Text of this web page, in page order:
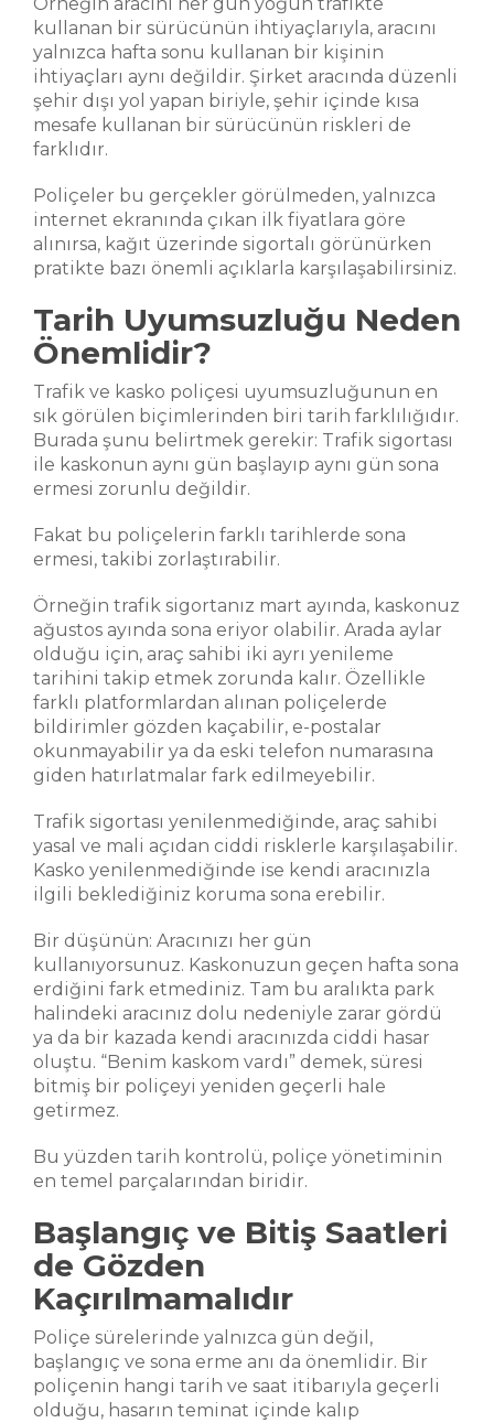
kullanan bir sürücünün ihtiyaçlarıyla, aracını
yalnızca hafta sonu kullanan bir kişinin
ihtiyaçları aynı değildir. Şirket aracında düzenli
şehir dışı yol yapan biriyle, şehir içinde kısa
mesafe kullanan bir sürücünün riskleri de
farklıdır.
Poliçeler bu gerçekler görülmeden, yalnızca
internet ekranında çıkan ilk fiyatlara göre
alınırsa, kağıt üzerinde sigortalı görünürken
pratikte bazı önemli açıklarla karşılaşabilirsiniz.
Tarih Uyumsuzluğu Neden
Önemlidir?
Trafik ve kasko poliçesi uyumsuzluğunun en
sık görülen biçimlerinden biri tarih farklılığıdır.
Burada şunu belirtmek gerekir: Trafik sigortası
ile kaskonun aynı gün başlayıp aynı gün sona
ermesi zorunlu değildir.
Fakat bu poliçelerin farklı tarihlerde sona
ermesi, takibi zorlaştırabilir.
Örneğin trafik sigortanız mart ayında, kaskonuz
ağustos ayında sona eriyor olabilir. Arada aylar
olduğu için, araç sahibi iki ayrı yenileme
tarihini takip etmek zorunda kalır. Özellikle
farklı platformlardan alınan poliçelerde
bildirimler gözden kaçabilir, e-postalar
okunmayabilir ya da eski telefon numarasına
giden hatırlatmalar fark edilmeyebilir.
Trafik sigortası yenilenmediğinde, araç sahibi
yasal ve mali açıdan ciddi risklerle karşılaşabilir.
Kasko yenilenmediğinde ise kendi aracınızla
ilgili beklediğiniz koruma sona erebilir.
Bir düşünün: Aracınızı her gün
kullanıyorsunuz. Kaskonuzun geçen hafta sona
erdiğini fark etmediniz. Tam bu aralıkta park
halindeki aracınız dolu nedeniyle zarar gördü
ya da bir kazada kendi aracınızda ciddi hasar
oluştu. “Benim kaskom vardı” demek, süresi
bitmiş bir poliçeyi yeniden geçerli hale
getirmez.
Bu yüzden tarih kontrolü, poliçe yönetiminin
en temel parçalarından biridir.
Başlangıç ve Bitiş Saatleri
de Gözden
Kaçırılmamalıdır
Poliçe sürelerinde yalnızca gün değil,
başlangıç ve sona erme anı da önemlidir. Bir
poliçenin hangi tarih ve saat itibarıyla geçerli
olduğu, hasarın teminat içinde kalıp